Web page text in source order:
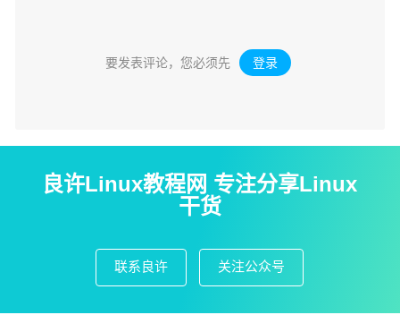
要发表评论，您必须先 登录 。
良许Linux教程网 专注分享Linux
干货
联系良许 关注公众号